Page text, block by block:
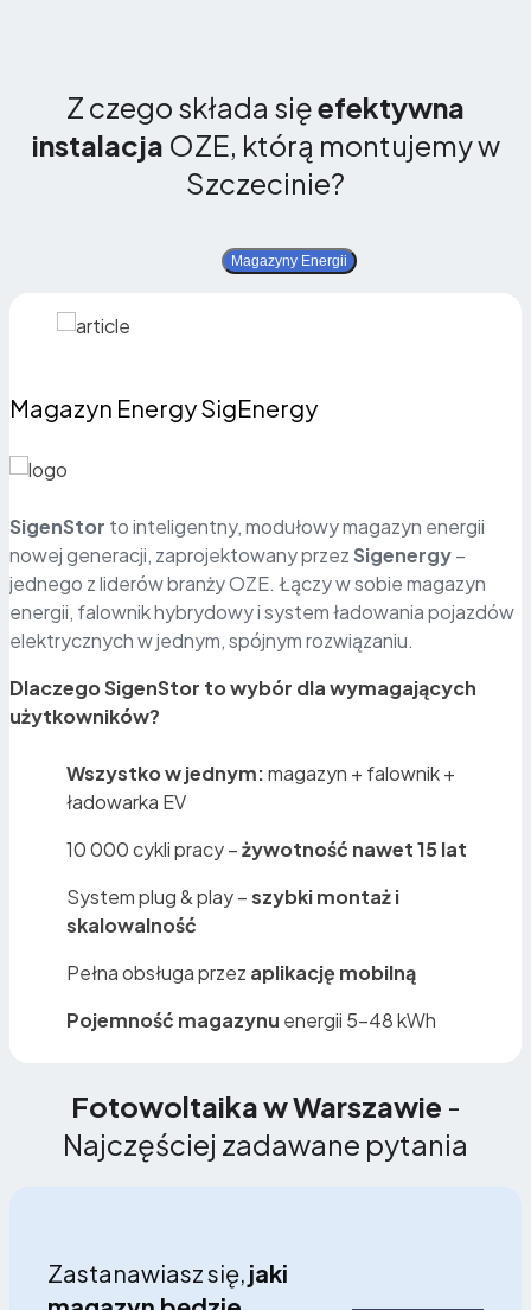
Z czego składa sięefektywna
instalacja OZE, którą montujemy w
Szczecinie?
Magazyny Energii
Magazyn Energy SigEnergy
SigenStor to inteligentny, modułowy magazyn energii
nowej generacji, zaprojektowany przezSigenergy–
jednego z liderów branży OZE. Łączy w sobie magazyn
energii, falownik hybrydowy i system ładowania pojazdów
elektrycznych w jednym, spójnym rozwiązaniu.
Dlaczego SigenStor to wybór dla wymagających
użytkowników?
Wszystko w jednym:magazyn + falownik +
ładowarka EV
10 000 cykli pracy –żywotność nawet 15 lat
System plug & play –szybki montaż i
skalowalność
Pełna obsługa przez aplikację mobilną
Pojemność magazynu energii 5–48 kWh
Fotowoltaika w Warszawie -
Najczęściej zadawane pytania
Zastanawiasz się, jaki